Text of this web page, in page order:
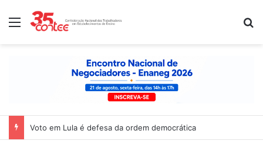
Menu
Voto em Lula é defesa da ordem democrática